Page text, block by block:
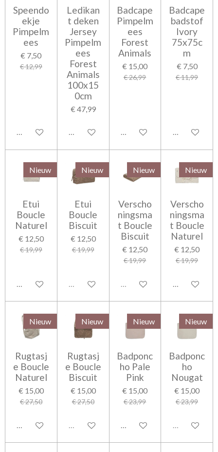
Speendo
ekje
Pimpelm
ees
€ 7,50
€ 12,99
In winkelwagen
Ledikan
t deken
Jersey
Pimpelm
ees
Forest
Animals
100x15
0cm
€ 47,99
In winkelwagen
Badcape
Pimpelm
ees
Forest
Animals
€ 15,00
€ 26,99
In winkelwagen
Badcape
badstof
Ivory
75x75c
m
€ 7,50
€ 11,99
In
Nieuw
Etui
Boucle
Naturel
€ 12,50
€ 19,99
In winkelwagen
Nieuw
Etui
Boucle
Biscuit
€ 12,50
€ 19,99
Uitverkocht
Nieuw
Verscho
ningsma
t Boucle
Biscuit
€ 12,50
€ 19,99
Uitverkocht
Nieuw
Verscho
ningsma
t Boucle
Naturel
€ 12,50
€ 19,99
In
Nieuw
Rugtasj
e Boucle
Naturel
€ 15,00
€ 27,50
In winkelwagen
Nieuw
Rugtasj
e Boucle
Biscuit
€ 15,00
€ 27,50
Uitverkocht
Nieuw
Badponc
ho Pale
Pink
€ 15,00
€ 23,99
In winkelwagen
Nieuw
Badponc
ho
Nougat
€ 15,00
€ 23,99
Uitverkocht